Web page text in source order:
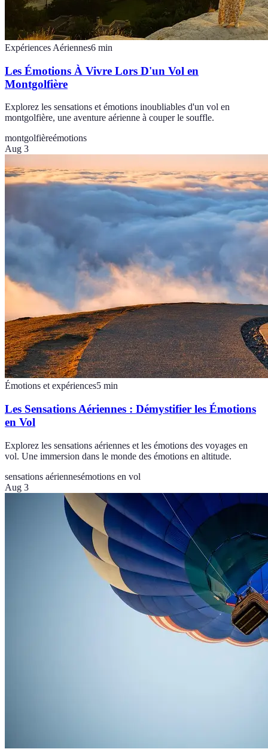
Expériences Aériennes6 min
Les Émotions À Vivre Lors D'un Vol en
Montgolfière
Explorez les sensations et émotions inoubliables d'un vol en
montgolfière, une aventure aérienne à couper le souffle.
montgolfièreémotions
Aug 3
Émotions et expériences5 min
Les Sensations Aériennes : Démystifier les Émotions
en Vol
Explorez les sensations aériennes et les émotions des voyages en
vol. Une immersion dans le monde des émotions en altitude.
sensations aériennesémotions en vol
Aug 3